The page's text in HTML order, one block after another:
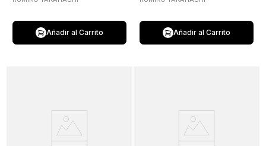
Añadir al Carrito Añadir al Carrito